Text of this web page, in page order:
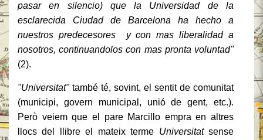
pasar en silencio) que la Universidad de la
esclarecida Ciudad de Barcelona ha hecho a
nuestros predecesores y con mas liberalidad a
nosotros, continuandolos con mas pronta voluntad"
(2).
"Universitat"també té, sovint, el sentit de comunitat
(municipi, govern municipal, unió de gent, etc.).
Però veiem que el pare Marcillo empra en altres
llocs del llibre el mateix terme Universitatsense